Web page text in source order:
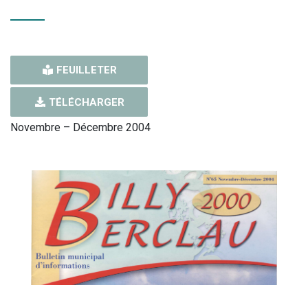
FEUILLETER
TÉLÉCHARGER
Novembre – Décembre 2004